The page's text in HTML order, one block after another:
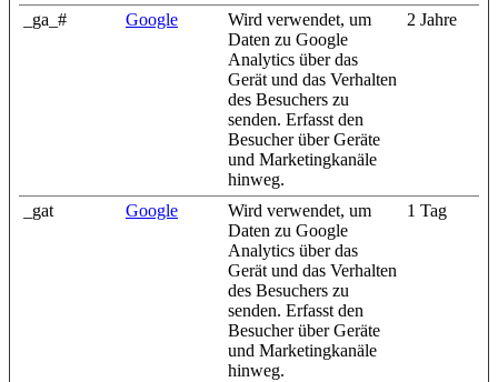
_ga_# Google
Wird verwendet, um
Daten zu Google
Analytics über das
Gerät und das Verhalten
des Besuchers zu
senden. Erfasst den
Besucher über Geräte
und Marketingkanäle
hinweg.
2 Jahre
_gat Google
Wird verwendet, um
Daten zu Google
Analytics über das
Gerät und das Verhalten
des Besuchers zu
senden. Erfasst den
Besucher über Geräte
und Marketingkanäle
hinweg.
1 Tag